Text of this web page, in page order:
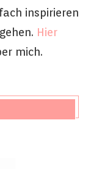
inspirieren
Hier
mich.